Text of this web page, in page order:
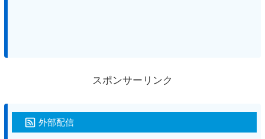
スポンサーリンク
外部配信